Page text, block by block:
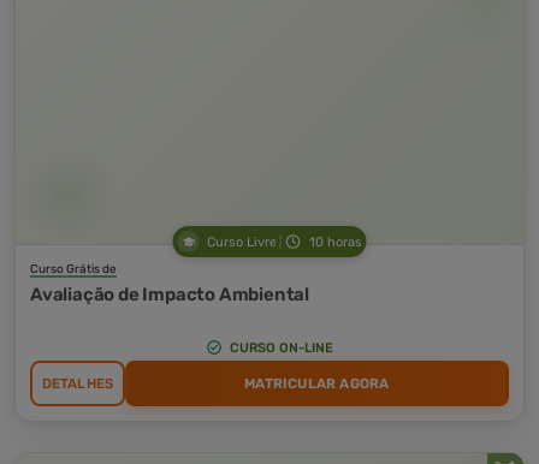
Curso Livre 10 horas
Curso Grátis de
Avaliação de Impacto Ambiental
CURSO ON-LINE
DETALHES MATRICULAR AGORA